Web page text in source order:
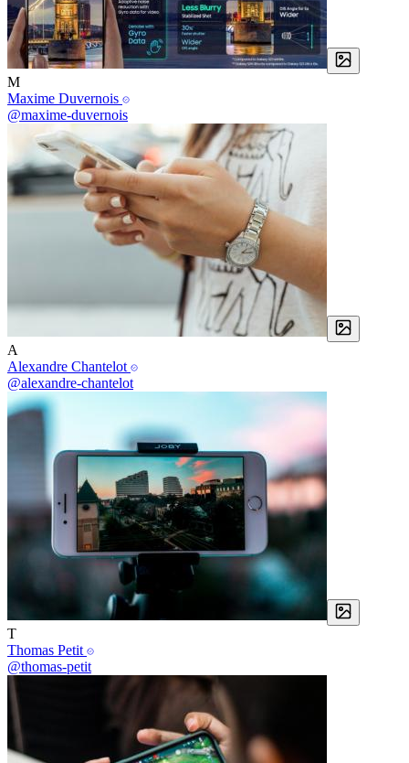
M
Maxime Duvernois
@maxime-duvernois
A
Alexandre Chantelot
@alexandre-chantelot
T
Thomas Petit
@thomas-petit